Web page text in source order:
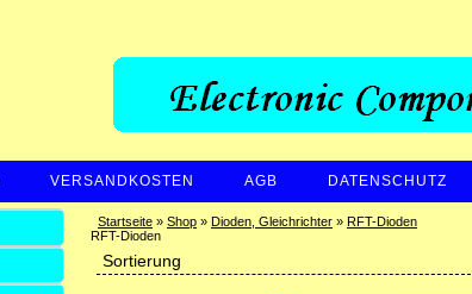
VERSANDKOSTEN AGB DATENSCHUTZ
Startseite» Shop» Dioden, Gleichrichter» RFT-Dioden
RFT-Dioden
Sortierung